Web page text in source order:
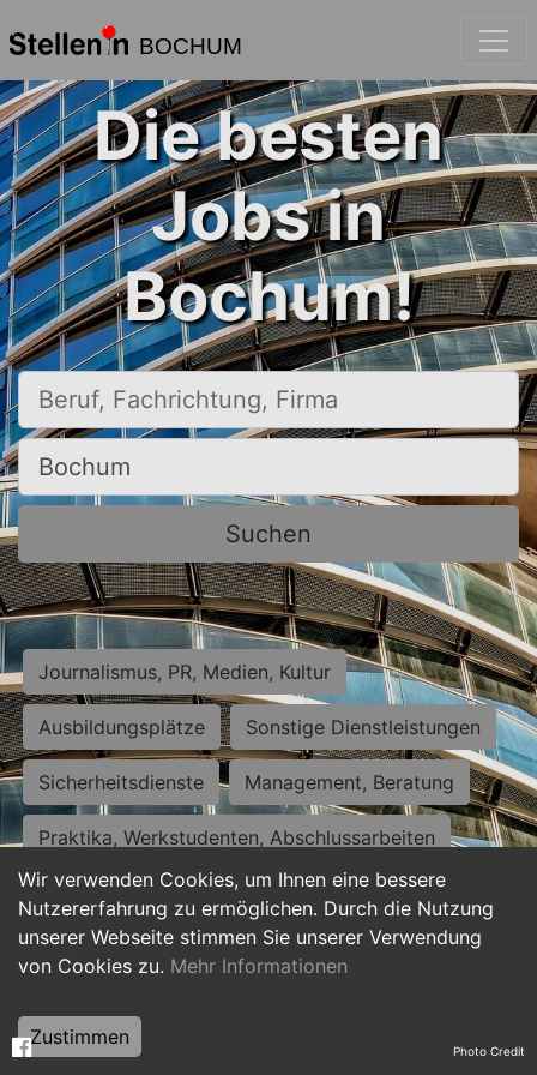
BOCHUM
Wir verwenden Cookies, um Ihnen eine bessere
Nutzererfahrung zu ermöglichen. Durch die Nutzung
unserer Webseite stimmen Sie unserer Verwendung
von Cookies zu. Mehr Informationen
Zustimmen
Die besten
Jobs in
Bochum!
Beruf, Fachrichtung, Firma
Ort, Stadt
Suchen
Journalismus, PR, Medien, Kultur
Ausbildungsplätze Sonstige Dienstleistungen
Sicherheitsdienste Management, Beratung
Praktika, Werkstudenten, Abschlussarbeiten
Personalwesen Assistenz, Sekretariat
Hilfskräfte, Aushilfs- und Nebenjobs
Weiterbildung, Studium, duale Ausbildung Photo Credit